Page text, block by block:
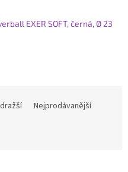
EXER SOFT, černá, Ø 23
Nejprodávanější